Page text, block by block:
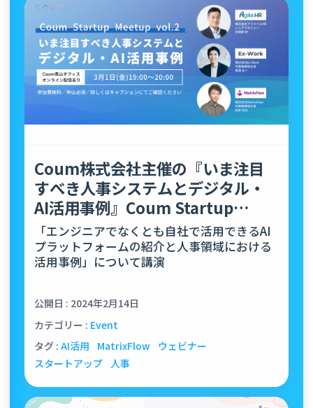
Coum株式会社主催の『いま注目
すべき人事システムとデジタル・
AI活用事例』Coum Startup
Meetupにて、…
「エンジニアでなくとも自社で活用できるAI
プラットフォームの紹介と人事領域における
活用事例」について講演
公開日 : 2024年2月14日
カテゴリー : Event
タグ : AI活用 MatrixFlow ウェビナー
スタートアップ 人事